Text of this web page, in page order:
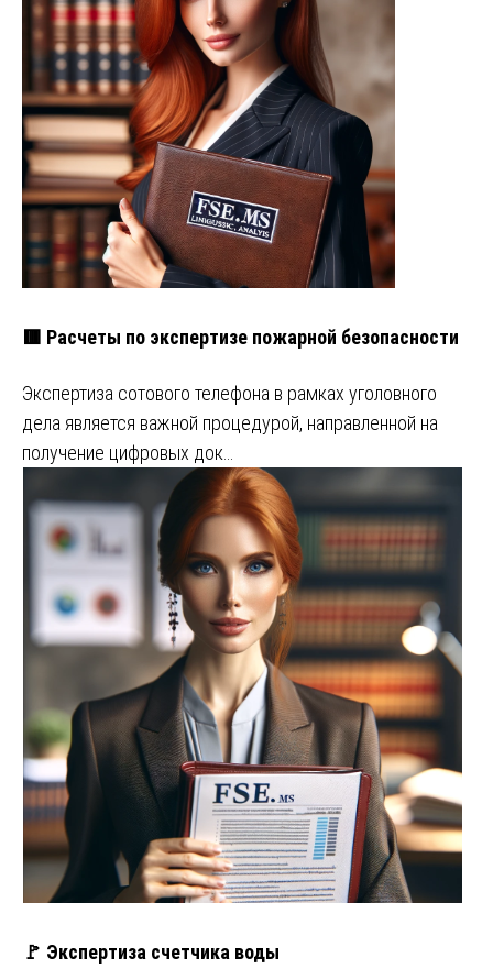
🟥 Расчеты по экспертизе пожарной безопасности
Экспертиза сотового телефона в рамках уголовного
дела является важной процедурой, направленной на
получение цифровых док…
🚩 Экспертиза счетчика воды